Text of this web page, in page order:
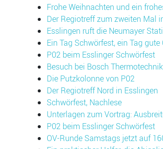
Frohe Weihnachten und ein
Der Regiotreff zum zweiten Mal
Esslingen ruft die Neumayer
Ein Tag Schwörfest, ein Tag
P02 beim Esslinger Schwörfest
Besuch bei Bosch
Die Putzkolonne von P02
Der Regiotreff Nord in Esslingen
Schwörfest, Nachlese
Unterlagen zum Vortrag:
P02 beim Esslinger Schwörfest
OV-Runde Samstags jetzt auf